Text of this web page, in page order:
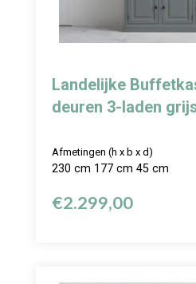
Landelijke
deuren 3-laden
Afmetingen (h x b x d)
230 cm 177 cm 45 cm
€2.299,00